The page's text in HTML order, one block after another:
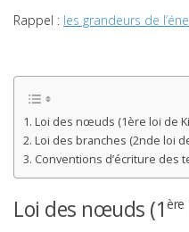
Rappel : les grandeurs de
Loi des nœuds (1ère loi de
Loi des branches (2nde loi
Conventions d’écriture des
Loi des nœuds (1 ère
Alimentation
Composants des circuits
Thermique
Modélisation structurelle
Projets
Les matériaux
CATÉGORIES
Actualités